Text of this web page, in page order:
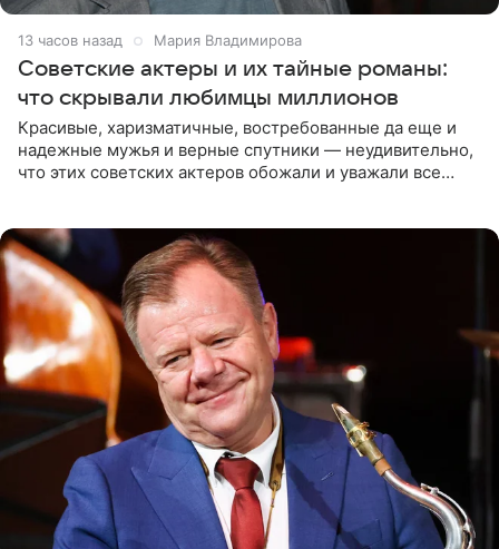
13 часов назад Мария Владимирова
Советские актеры и их тайные романы:
что скрывали любимцы миллионов
Красивые, харизматичные, востребованные да еще и
надежные мужья и верные спутники — неудивительно,
что этих советских актеров обожали и уважали все